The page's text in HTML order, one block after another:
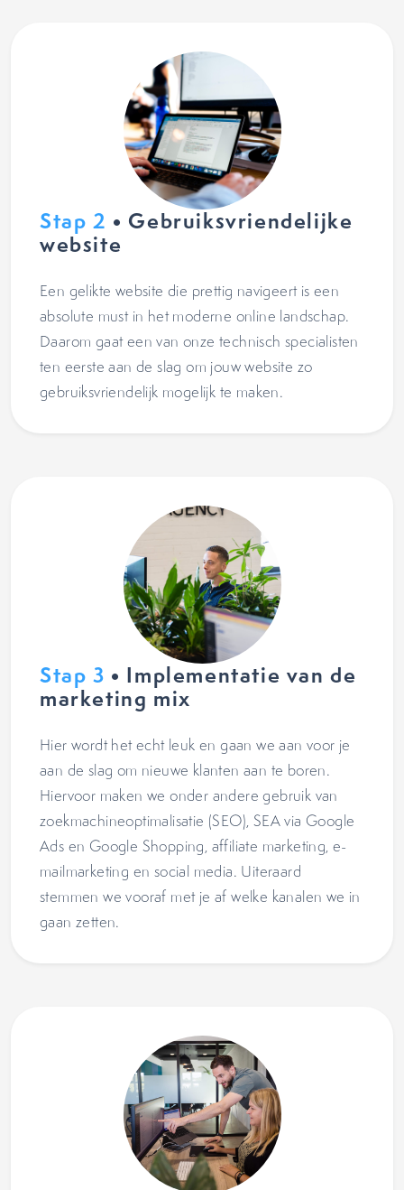
Stap 2 • Gebruiksvriendelijke
website
Een gelikte website die prettig navigeert is een
absolute must in het moderne online landschap.
Daarom gaat een van onze technisch specialisten
ten eerste aan de slag om jouw website zo
gebruiksvriendelijk mogelijk te maken.
Stap 3 • Implementatie van de
marketing mix
Hier wordt het echt leuk en gaan we aan voor je
aan de slag om nieuwe klanten aan te boren.
Hiervoor maken we onder andere gebruik van
zoekmachineoptimalisatie (SEO), SEA via Google
Ads en Google Shopping, affiliate marketing, e-
mailmarketing en social media. Uiteraard
stemmen we vooraf met je af welke kanalen we in
gaan zetten.